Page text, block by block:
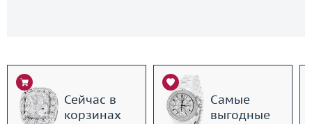
Сейчас в
корзинах
Самые
выгодные